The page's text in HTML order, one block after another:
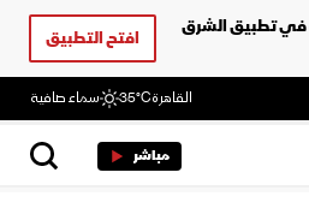
في تطبيق الشرق
افتح التطبيق
القاهرة35°C سماء صافية
مباشر